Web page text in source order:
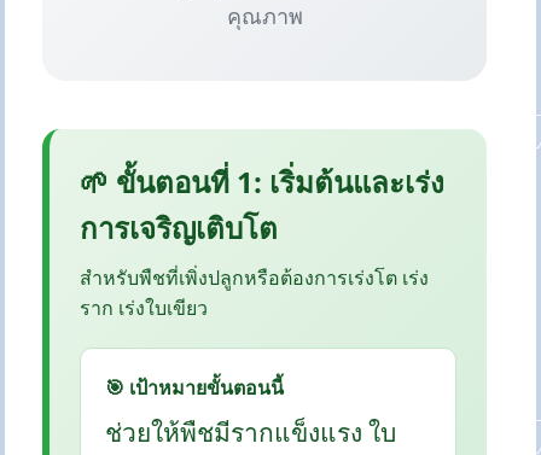
คุณภาพ
🌱 ขั้นตอนที่ 1: เริ่มต้นและเร่ง
การเจริญเติบโต
สำหรับพืชที่เพิ่งปลูกหรือต้องการเร่งโต เร่ง
ราก เร่งใบเขียว
🎯 เป้าหมายขั้นตอนนี้
ช่วยให้พืชมีรากแข็งแรง ใบ